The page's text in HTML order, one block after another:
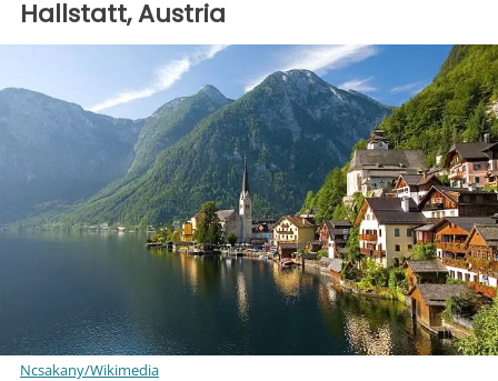
Hallstatt, Austria
Ncsakany/Wikimedia